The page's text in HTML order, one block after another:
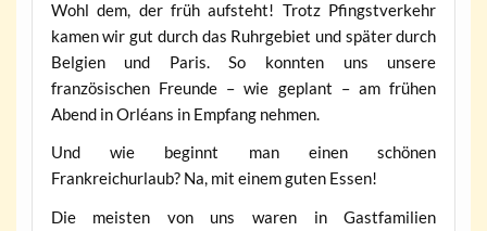
Wohl dem, der früh aufsteht! Trotz Pfingstverkehr
kamen wir gut durch das Ruhrgebiet und später durch
Belgien und Paris. So konnten uns unsere
französischen Freunde – wie geplant – am frühen
Abend in Orléans in Empfang nehmen.
Und wie beginnt man einen schönen
Frankreichurlaub? Na, mit einem guten Essen!
Die meisten von uns waren in Gastfamilien